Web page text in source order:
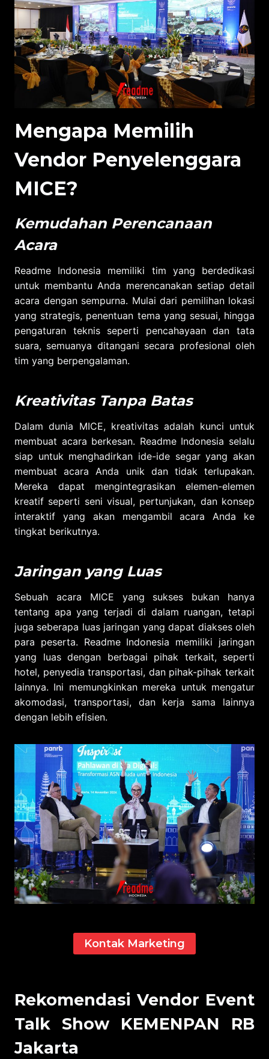
Mengapa Memilih
Vendor Penyelenggara
MICE?
Kemudahan Perencanaan
Acara
Readme Indonesia memiliki tim yang berdedikasi
untuk membantu Anda merencanakan setiap detail
acara dengan sempurna. Mulai dari pemilihan lokasi
yang strategis, penentuan tema yang sesuai, hingga
pengaturan teknis seperti pencahayaan dan tata
suara, semuanya ditangani secara profesional oleh
tim yang berpengalaman.
Kreativitas Tanpa Batas
Dalam dunia MICE, kreativitas adalah kunci untuk
membuat acara berkesan. Readme Indonesia selalu
siap untuk menghadirkan ide-ide segar yang akan
membuat acara Anda unik dan tidak terlupakan.
Mereka dapat mengintegrasikan elemen-elemen
kreatif seperti seni visual, pertunjukan, dan konsep
interaktif yang akan mengambil acara Anda ke
tingkat berikutnya.
Jaringan yang Luas
Sebuah acara MICE yang sukses bukan hanya
tentang apa yang terjadi di dalam ruangan, tetapi
juga seberapa luas jaringan yang dapat diakses oleh
para peserta. Readme Indonesia memiliki jaringan
yang luas dengan berbagai pihak terkait, seperti
hotel, penyedia transportasi, dan pihak-pihak terkait
lainnya. Ini memungkinkan mereka untuk mengatur
akomodasi, transportasi, dan kerja sama lainnya
dengan lebih efisien.
Kontak Marketing
Rekomendasi Vendor Event
Talk Show KEMENPAN RB
Jakarta